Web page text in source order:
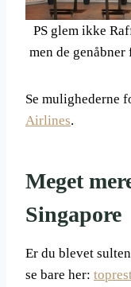
PS glem ikke
men de
Se mulighederne
Airlines.
Meget
Singapore
Er du blevet
se bare her: